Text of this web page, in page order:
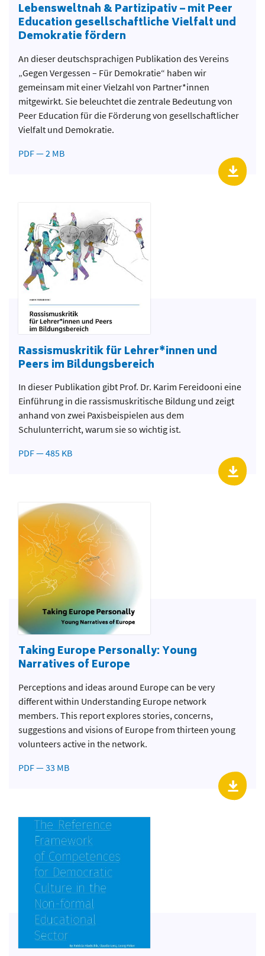
Lebensweltnah & Partizipativ – mit Peer
Education gesellschaftliche Vielfalt und
Demokratie fördern
An dieser deutschsprachigen Publikation des Vereins
„Gegen Vergessen – Für Demokratie“ haben wir
gemeinsam mit einer Vielzahl von Partner*innen
mitgewirkt. Sie beleuchtet die zentrale Bedeutung von
Peer Education für die Förderung von gesellschaftlicher
Vielfalt und Demokratie.
PDF — 2 MB
Rassismuskritik für Lehrer*innen und
Peers im Bildungsbereich
In dieser Publikation gibt Prof. Dr. Karim Fereidooni eine
Einführung in die rassismuskritische Bildung und zeigt
anhand von zwei Paxisbeispielen aus dem
Schulunterricht, warum sie so wichtig ist.
PDF — 485 KB
Taking Europe Personally: Young
Narratives of Europe
Perceptions and ideas around Europe can be very
different within Understanding Europe network
members. This report explores stories, concerns,
suggestions and visions of Europe from thirteen young
volunteers active in the network.
PDF — 33 MB